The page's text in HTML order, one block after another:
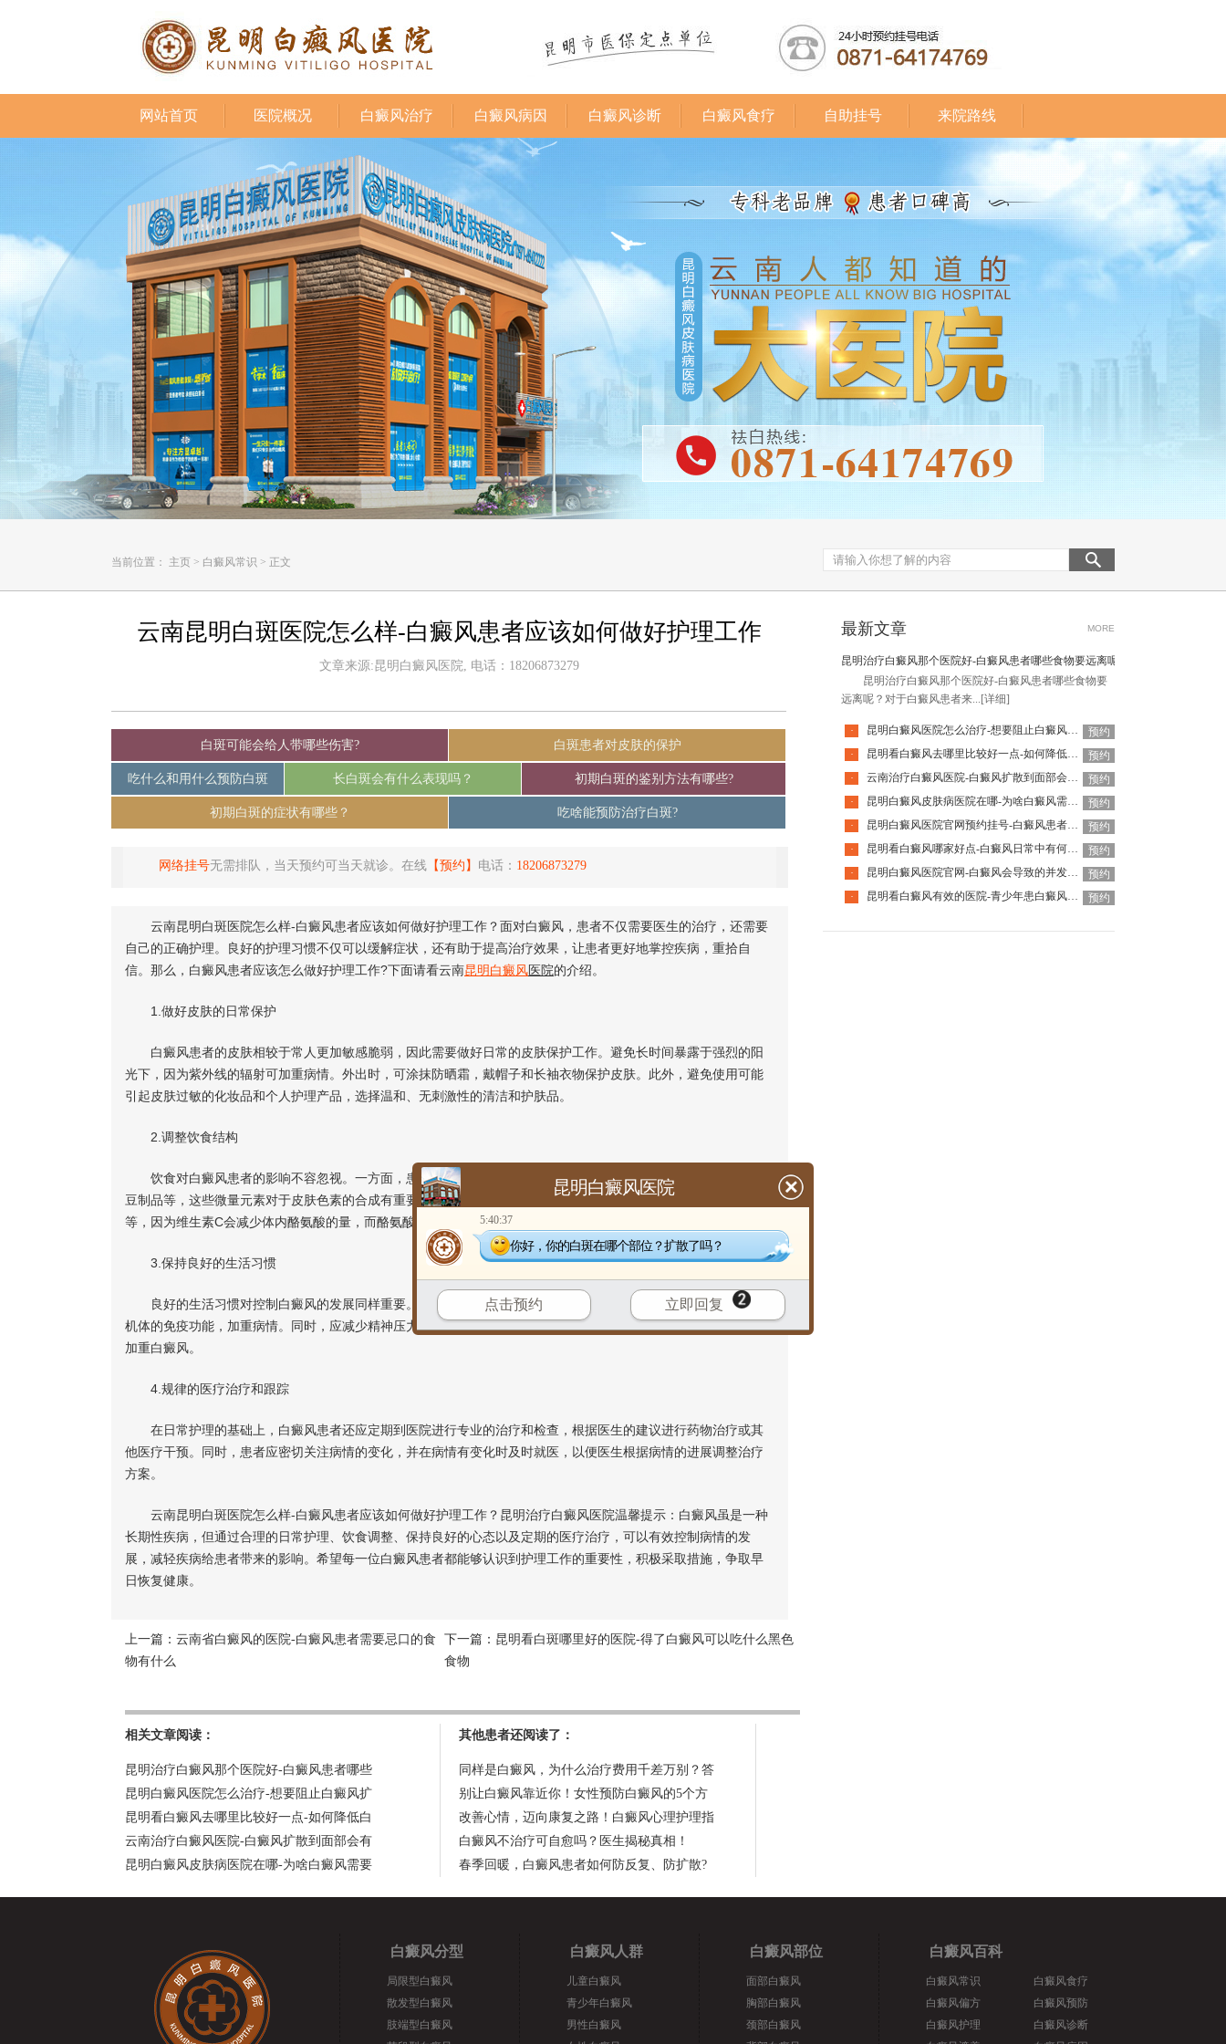
网站首页 医院概况 白癜风治疗 白癜风病因 白癜风诊断 白癜风食疗 自助挂号 来院路线
当前位置： 主页 > 白癜风常识 > 正文
云南昆明白斑医院怎么样-白癜风患者应该如何做好护理工作
文章来源:昆明白癜风医院, 电话：18206873279
白斑可能会给人带哪些伤害? 白斑患者对皮肤的保护
吃什么和用什么预防白斑 长白斑会有什么表现吗？ 初期白斑的鉴别方法有哪些?
初期白斑的症状有哪些？ 吃啥能预防治疗白斑?
网络挂号无需排队，当天预约可当天就诊。在线 【预约】 电话： 18206873279
云南昆明白斑医院怎么样-白癜风患者应该如何做好护理工作？面对白癜风，患者不仅需要医生的治疗，还需要
自己的正确护理。良好的护理习惯不仅可以缓解症状，还有助于提高治疗效果，让患者更好地掌控疾病，重拾自
信。那么，白癜风患者应该怎么做好护理工作?下面请看云南昆明白癜风医院的介绍。
1.做好皮肤的日常保护
白癜风患者的皮肤相较于常人更加敏感脆弱，因此需要做好日常的皮肤保护工作。避免长时间暴露于强烈的阳
光下，因为紫外线的辐射可加重病情。外出时，可涂抹防晒霜，戴帽子和长袖衣物保护皮肤。此外，避免使用可能
引起皮肤过敏的化妆品和个人护理产品，选择温和、无刺激性的清洁和护肤品。
2.调整饮食结构
饮食对白癜风患者的影响不容忽视。一方面，患者应摄取富含铜、锌、硒等微量元素的食物，如牡蛎、坚果和
豆制品等，这些微量元素对于皮肤色素的合成有重要作用。同时，避免食用富含维生素C的食物，如柑橘、猕猴桃
等，因为维生素C会减少体内酪氨酸的量，而酪氨酸是合成黑色素的必需物质。
3.保持良好的生活习惯
良好的生活习惯对控制白癜风的发展同样重要。保证充足的睡眠，避免过度劳累，因为疲劳和睡眠不足会影响
机体的免疫功能，加重病情。同时，应减少精神压力，保持乐观的心态，因为长期的精神压力和焦虑可能会诱发或
加重白癜风。
4.规律的医疗治疗和跟踪
在日常护理的基础上，白癜风患者还应定期到医院进行专业的治疗和检查，根据医生的建议进行药物治疗或其
他医疗干预。同时，患者应密切关注病情的变化，并在病情有变化时及时就医，以便医生根据病情的进展调整治疗
方案。
云南昆明白斑医院怎么样-白癜风患者应该如何做好护理工作？昆明治疗白癜风医院温馨提示：白癜风虽是一种
长期性疾病，但通过合理的日常护理、饮食调整、保持良好的心态以及定期的医疗治疗，可以有效控制病情的发
展，减轻疾病给患者带来的影响。希望每一位白癜风患者都能够认识到护理工作的重要性，积极采取措施，争取早
日恢复健康。
上一篇： 云南省白癜风的医院-白癜风患者需要忌口的食
物有什么
下一篇： 昆明看白斑哪里好的医院-得了白癜风可以吃什么黑色
食物
相关文章阅读：
昆明治疗白癜风那个医院好-白癜风患者哪些
昆明白癜风医院怎么治疗-想要阻止白癜风扩
昆明看白癜风去哪里比较好一点-如何降低白
云南治疗白癜风医院-白癜风扩散到面部会有
昆明白癜风皮肤病医院在哪-为啥白癜风需要
其他患者还阅读了：
同样是白癜风，为什么治疗费用千差万别？答
别让白癜风靠近你！女性预防白癜风的5个方
改善心情，迈向康复之路！白癜风心理护理指
白癜风不治疗可自愈吗？医生揭秘真相！
春季回暖，白癜风患者如何防反复、防扩散?
最新文章 MORE
昆明治疗白癜风那个医院好-白癜风患者哪些食物要远离呢
昆明治疗白癜风那个医院好-白癜风患者哪些食物要
远离呢？对于白癜风患者来... [详细]
· 昆明白癜风医院怎么治疗-想要阻止白癜风扩散该怎么做
预约
·
昆明看白癜风去哪里比较好一点-如何降低白癜风复发率呢
预约
·
云南治疗白癜风医院-白癜风扩散到面部会有什么危害呢
预约
·
昆明白癜风皮肤病医院在哪-为啥白癜风需要复发呢
预约
·
昆明白癜风医院官网预约挂号-白癜风患者日常该怎么护理好呢
预约
·
昆明看白癜风哪家好点-白癜风日常中有何要注意的
预约
·
昆明白癜风医院官网-白癜风会导致的并发症是什么
预约
·
昆明看白癜风有效的医院-青少年患白癜风为什么要趁早治疗 预约
白癜风分型
局限型白癜风
散发型白癜风
肢端型白癜风
白癜风人群
儿童白癜风
青少年白癜风
男性白癜风
白癜风部位
面部白癜风
胸部白癜风
颈部白癜风
白癜风百科
白癜风常识
白癜风偏方
白癜风护理
白癜风食疗
白癜风预防
白癜风诊断
昆明白癜风医院
5:40:37
你好，你的白斑在哪个部位？扩散了吗？
点击预约 立即回复